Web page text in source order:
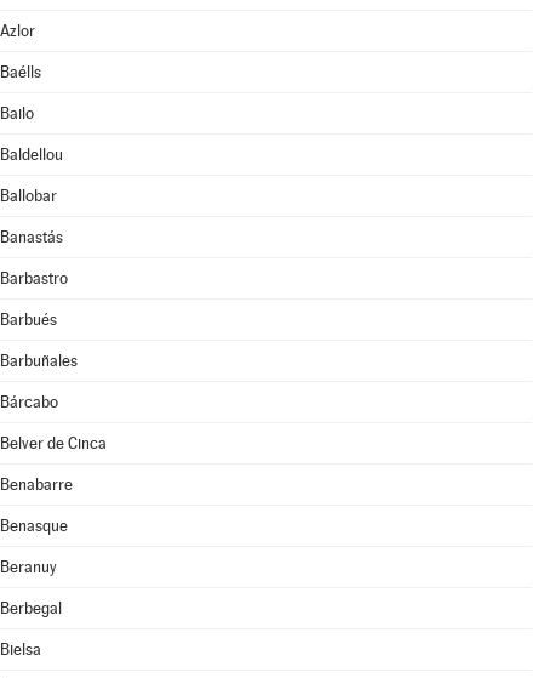
Azlor
Baélls
Bailo
Baldellou
Ballobar
Banastás
Barbastro
Barbués
Barbuñales
Bárcabo
Belver de Cinca
Benabarre
Benasque
Beranuy
Berbegal
Bielsa